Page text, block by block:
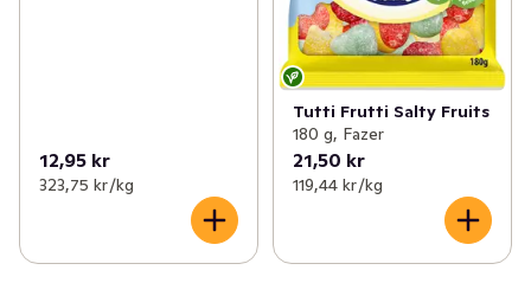
12,95 kr
323,75 kr /kg
Tutti Frutti Salty Fruits
180 g, Fazer
21,50 kr
119,44 kr /kg